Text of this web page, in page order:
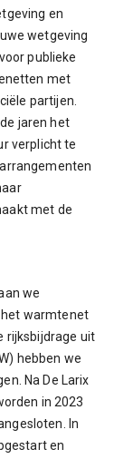
en
wetgeving
publieke
met
partijen.
jaren het
verplicht te
met de
we
het warmtenet
rijksbijdrage uit
hebben we
Na De Larix
in 2023
In
en